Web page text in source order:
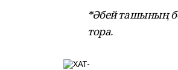
*Әбей ташының
тора.